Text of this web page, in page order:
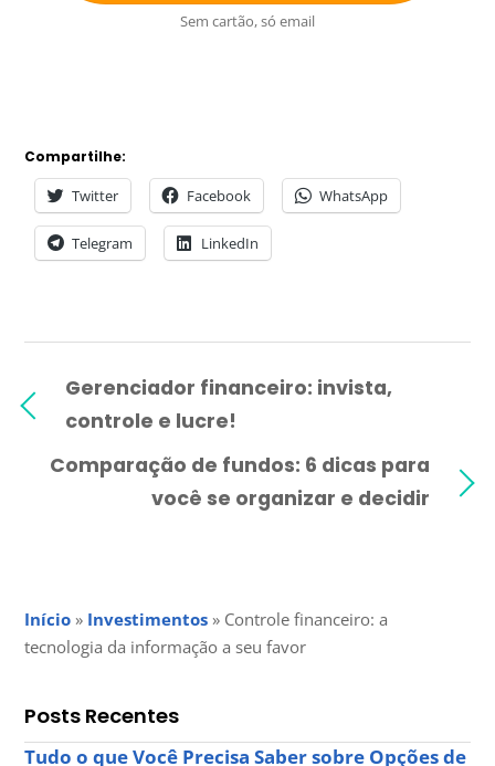
Sem cartão, só email
Compartilhe:
Twitter Facebook WhatsApp
Telegram LinkedIn
Gerenciador financeiro: invista,
controle e lucre!
Comparação de fundos: 6 dicas para
você se organizar e decidir
Início » Investimentos » Controle financeiro: a
tecnologia da informação a seu favor
Posts Recentes
Tudo o que Você Precisa Saber sobre Opções de